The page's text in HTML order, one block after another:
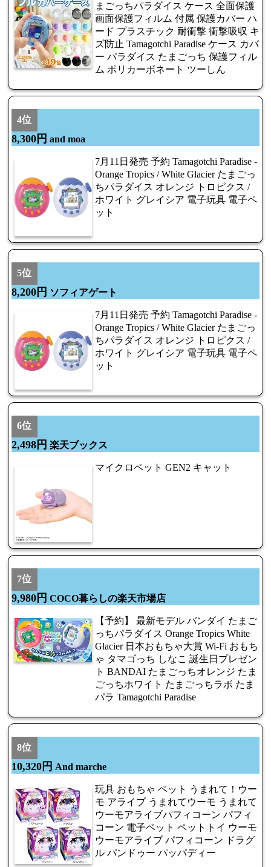
まごっちパラダイス ケース 全面保護
画面保護フィルム 付属 保護カバー ハ
ード プラスチック 耐衝撃 衝撃吸収 キ
ズ防止 Tamagotchi Paradise ケース カバ
ー パラダイス たまごっち 保護フィル
ム ポリカーボネート ツーしん
4位
8,300円 and moa
7月11日発売 予約 Tamagotchi Paradise -
Orange Tropics / White Glacier たまごっ
ちパラダイス オレンジ トロピクス /
ホワイト グレイシア 電子玩具 電子ペ
ット
5位
8,200円 ソフィアゲート
7月11日発売 予約 Tamagotchi Paradise -
Orange Tropics / White Glacier たまごっ
ちパラダイス オレンジ トロピクス /
ホワイト グレイシア 電子玩具 電子ペ
ット
6位
2,498円 楽天ブックス
マイクロペット GEN2 キャット
7位
9,980円 COCO暮らしの楽天市場店
【予約】 最新モデル バンダイ たまご
っちパラダイス Orange Tropics White
Glacier 日本おもちゃ大賞 Wi-Fi おもち
ゃ タマゴっち しなこ 誕生日プレゼン
ト BANDAI たまごっちオレンジ たま
ごっちホワイト たまごっちラボ たま
パラ Tamagotchi Paradise
8位
10,320円 And marche
玩具 おもちゃ ペット うまれて！ウー
モ アライブ うまれてウーモ うまれて
ウーモアライブパフィコーン パフィ
コーン 電子ペット ペットトイ ウーモ
ウーモアライブ パフィコーン ドラグ
ル パンドゥー パッパディー